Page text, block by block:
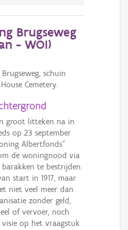
Brugseweg
- WOI)
schuin
Cemetery.
groot litteken na in
op 23 september
Albertfonds"
de woningnood via
te bestrijden.
start in 1917, maar
niet veel meer dan
zonder geld,
of vervoer, noch
visie op het vraagstuk